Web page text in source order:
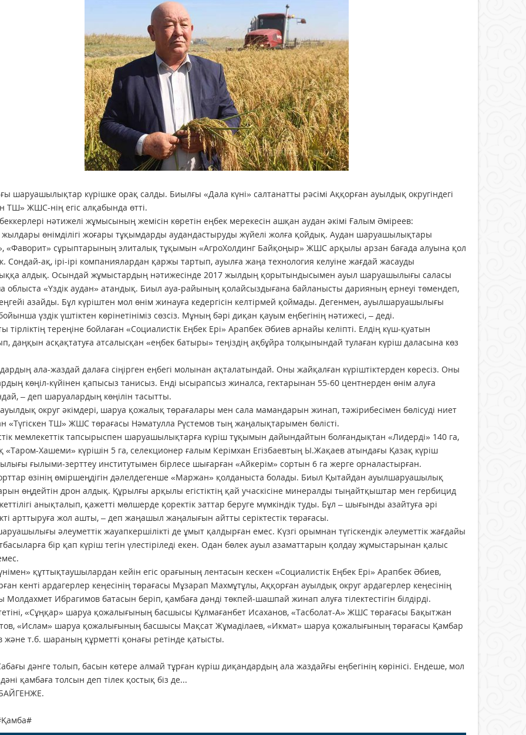
шаруашылықтар күрішке орақ салды. Биылғы «Дала күні» салтанатты рәсімі Аққорған ауылдық округіндегі
ТШ» ЖШС-нің егіс алқабында өтті.
нәтижелі жұмысының жемісін көретін еңбек ме­рекесін ашқан аудан әкімі Ғалым Әміреев:
өнімділігі жоғары тұқымдарды аудандастыруды жүйелі жолға қойдық. Аудан шаруашылықтары
«Фаворит» сұрыптарының эли­талық тұқымын «АгроХолдинг Байқоңыр» ЖШС арқылы арзан бағада алуына қол
Сондай-ақ, ірі-ірі компаниялардан қаржы тартып, ауылға жаңа технология келуіне жағдай жасауды
алдық. Осындай жұмыстардың нәтижесінде 2017 жылдың қорытындысымен ауыл шаруашылығы саласы
облыста «Үздік аудан» атандық. Биыл ауа-райының қолайсыздығана байланысты дарияның ернеуі төмендеп,
азайды. Бұл күріштен мол өнім жинауға кедергісін келтірмей қоймады. Дегенмен, ауылшаруашылығы
үздік үштіктен көрінетініміз сөзсіз. Мұның бәрі диқан қауым еңбегінің нәтижесі, – деді.
тірліктің тереңіне бойлаған «Социалистік Еңбек Ері» Арапбек Әбиев арнайы келіпті. Елдің күш-қуатын
даңқын асқақтатуға атсалысқан «еңбек батыры» теңіздің ақбұйра толқынындай тулаған күріш даласына көз
ала-жаздай далаға сіңірген еңбегі молынан ақталатындай. Оны жайқалған күріштіктерден көресіз. Оны
көңіл-күйінен қапысыз танисыз. Енді ысырапсыз жиналса, гектарынан 55-60 центнерден өнім алуға
– деп шаруалардың көңілін тасытты.
ауылдық округ әкімдері, шаруа қожалық төрағалары мен сала мамандарын жинап, тәжірибесімен бөлісуді ниет
«Түгіскен ТШ» ЖШС төрағасы Нәматулла Рүстемов тың жаңалықтарымен бөлісті.
мемлекеттік тапсырыспен шаруашылықтарға күріш тұқымын дайындайтын болғандықтан «Лидерді» 140 га,
«Таром-Хашеми» күрішін 5 га, селекционер ғалым Керімхан Егізбаевтың Ы.Жақаев атындағы Қазақ күріш
ғылыми-зерттеу институтымен бірлесе шығарған «Айкерім» сортын 6 га жерге орналастырған.
өзінің өміршеңдігін дәлелдегенше «Маржан» қолданыста болады. Биыл Қытайдан ауылшаруашылық
өңдейтін дрон алдық. Құрылғы арқылы егістіктің қай учаскісіне минералды тыңайтқыштар мен гербицид
анықталып, қажетті мөлшерде қоректік заттар беруге мүмкіндік туды. Бұл – шығынды азайтуға әрі
арттыруға жол ашты, – деп жаңашыл жаңалығын айтты серіктестік төрағасы.
әлеуметтік жауапкершілікті де ұмыт қалдырған емес. Күзгі орымнан түгіскендік әлеуметтік жағдайы
бір қап күріш тегін үлестіріледі екен. Одан бөлек ауыл азаматтарын қолдау жұмыстарынан қалыс
құттықтаушылардан кейін егіс орағының лентасын кескен «Социалистік Еңбек Ері» Арапбек Әбиев,
кенті ардагерлер кеңесінің төрағасы Мұзарап Махмұтұлы, Аққорған ауылдық округ ардагерлер кеңесінің
Молдахмет Ибрагимов батасын беріп, қамбаға дәнді төкпей-шашпай жинап алуға тілектестігін білдірді.
«Сұңқар» шаруа қожалығының басшысы Құлмағанбет Исаханов, «Тасболат-А» ЖШС төра­ғасы Бақытжан
«Ислам» шаруа қожалығының басшысы Мақсат Жұмаділаев, «Икмат» шаруа қожалығының төрағасы Қамбар
және т.б. шараның құрметті қонағы ретінде қатысты.
дәнге толып, басын көтере алмай тұрған күріш диқандардың ала жаздайғы еңбегінің көрінісі. Ендеше, мол
қамбаға толсын деп тілек қостық біз де...